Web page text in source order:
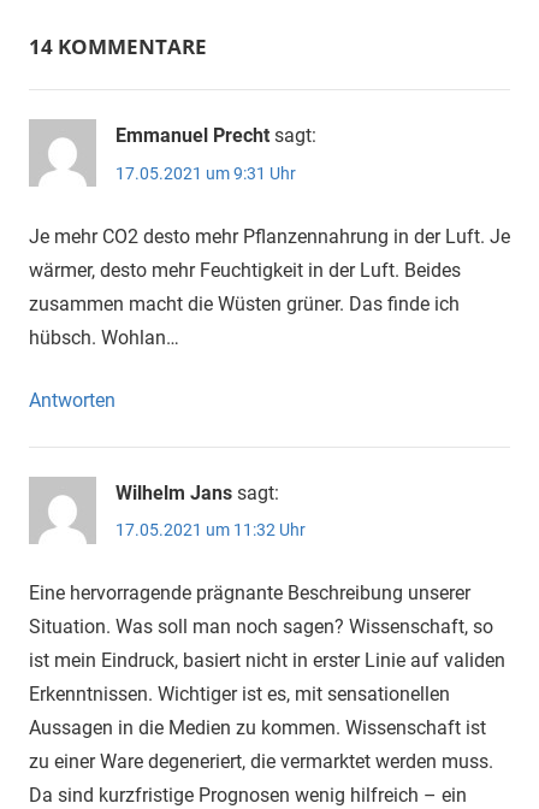
14 KOMMENTARE
Emmanuel Precht sagt:
17.05.2021 um 9:31 Uhr
Je mehr CO2 desto mehr Pflanzennahrung in der Luft. Je
wärmer, desto mehr Feuchtigkeit in der Luft. Beides
zusammen macht die Wüsten grüner. Das finde ich
hübsch. Wohlan…
Antworten
Wilhelm Jans sagt:
17.05.2021 um 11:32 Uhr
Eine hervorragende prägnante Beschreibung unserer
Situation. Was soll man noch sagen? Wissenschaft, so
ist mein Eindruck, basiert nicht in erster Linie auf validen
Erkenntnissen. Wichtiger ist es, mit sensationellen
Aussagen in die Medien zu kommen. Wissenschaft ist
zu einer Ware degeneriert, die vermarktet werden muss.
Da sind kurzfristige Prognosen wenig hilfreich – ein